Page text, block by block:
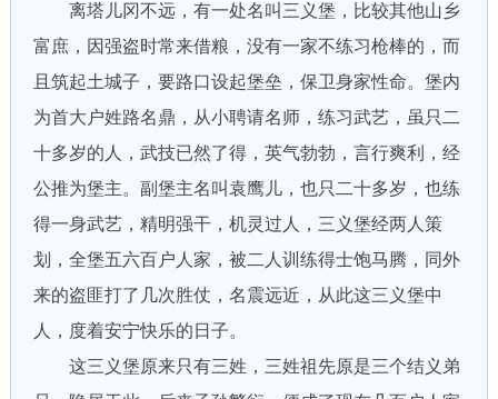
离塔儿冈不远，有一处名叫三义堡，比较其他山乡
富庶，因强盗时常来借粮，没有一家不练习枪棒的，而
且筑起土城子，要路口设起堡垒，保卫身家性命。堡内
为首大户姓路名鼎，从小聘请名师，练习武艺，虽只二
十多岁的人，武技已然了得，英气勃勃，言行爽利，经
公推为堡主。副堡主名叫袁鹰儿，也只二十多岁，也练
得一身武艺，精明强干，机灵过人，三义堡经两人策
划，全堡五六百户人家，被二人训练得士饱马腾，同外
来的盗匪打了几次胜仗，名震远近，从此这三义堡中
人，度着安宁快乐的日子。
这三义堡原来只有三姓，三姓祖先原是三个结义弟